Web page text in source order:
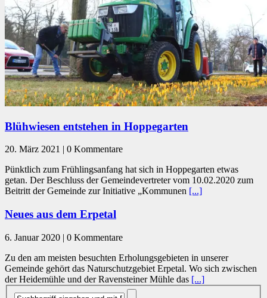
Blühwiesen entstehen in Hoppegarten
20. März 2021 | 0 Kommentare
Pünktlich zum Frühlingsanfang hat sich in Hoppegarten etwas
getan. Der Beschluss der Gemeindevertreter vom 10.02.2020 zum
Beitritt der Gemeinde zur Initiative „Kommunen [...]
Neues aus dem Erpetal
6. Januar 2020 | 0 Kommentare
Zu den am meisten besuchten Erholungsgebieten in unserer
Gemeinde gehört das Naturschutzgebiet Erpetal. Wo sich zwischen
der Heidemühle und der Ravensteiner Mühle das [...]